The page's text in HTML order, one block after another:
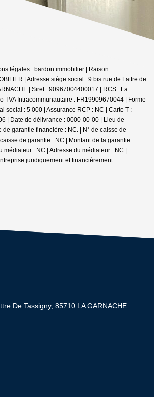
légales : bardon immobilier | Raison
| Adresse siège social : 9 bis rue de Lattre de
| Siret : 90967004400017 | RCS : La
TVA Intracommunautaire : FR19909670044 | Forme
social : 5 000 | Assurance RCP : NC | Carte T :
| Date de délivrance : 0000-00-00 | Lieu de
garantie financière : NC. | N° de caisse de
de garantie : NC | Montant de la garantie
médiateur : NC | Adresse du médiateur : NC |
juridiquement et financièrement
De Tassigny, 85710 LA GARNACHE